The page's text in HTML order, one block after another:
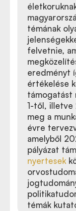
témának
felvetnie,
eredményt
értékelése
támogatást
1-től, illetve
meg a
évre
amelyből
pályázat
nyertesek
témák